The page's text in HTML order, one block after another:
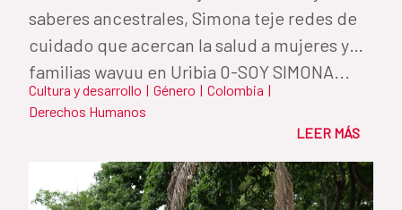
saberes ancestrales, Simona teje redes de
cuidado que acercan la salud a mujeres y
familias wayuu en Uribia 0-SOY SIMONA...
Cultura y desarrollo | Género | Colombia |
Derechos Humanos
LEER MÁS